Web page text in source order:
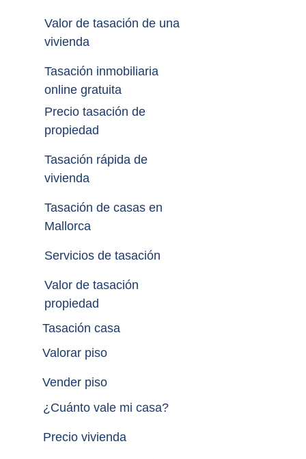
Valor de tasación de una
vivienda
Tasación inmobiliaria
online gratuita
Precio tasación de
propiedad
Tasación rápida de
vivienda
Tasación de casas en
Mallorca
Servicios de tasación
Valor de tasación
propiedad
Tasación casa
Valorar piso
¿Cuánto vale mi casa?
Precio vivienda
Vender piso